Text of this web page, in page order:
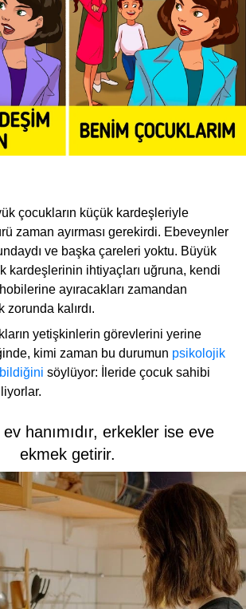
çocukların küçük kardeşleriyle
zaman ayırması gerekirdi. Ebeveynler
ve başka çareleri yoktu. Büyük
kardeşlerinin ihtiyaçları uğruna, kendi
ayıracakları zamandan
zorunda kalırdı.
yetişkinlerin görevlerini yerine
kimi zaman bu durumun psikolojik
söylüyor: İleride çocuk sahibi
hanımıdır, erkekler ise eve
ekmek getirir.